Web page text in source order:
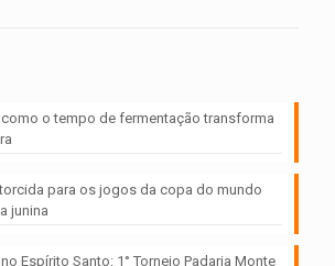
como o tempo de fermentação transforma
para os jogos da copa do mundo
junina
no Espírito Santo: 1° Torneio Padaria Monte